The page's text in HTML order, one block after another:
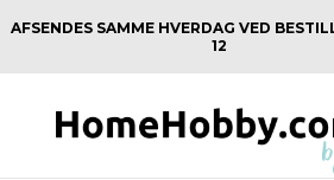
AFSENDES SAMME HVERDAG VED
12